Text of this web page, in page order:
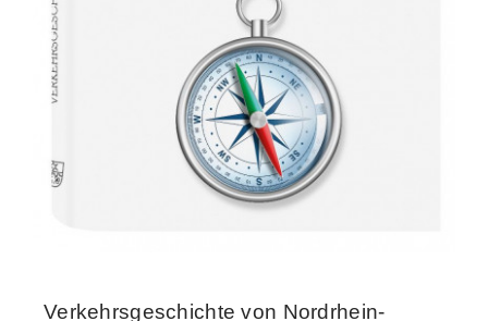
Verkehrsgeschichte von Nordrhein-